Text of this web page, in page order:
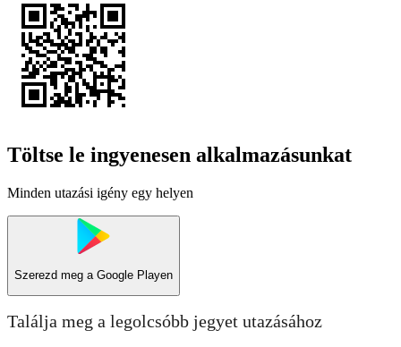
Töltse le ingyenesen alkalmazásunkat
Minden utazási igény egy helyen
Szerezd meg a Google Playen
Találja meg a legolcsóbb jegyet utazásához